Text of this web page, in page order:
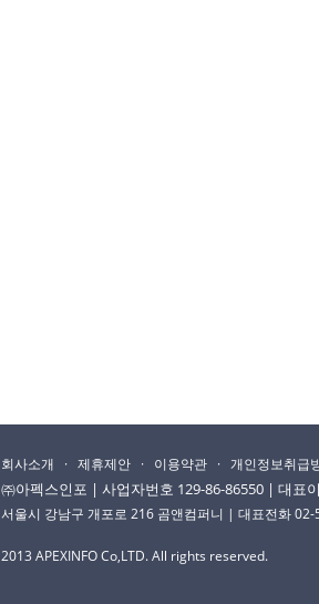
회사소개 · 제휴제안 · 이용약관 · 개인정보취급
㈜아펙스인포 | 사업자번호 129-86-86550 | 대표
서울시 강남구 개포로 216 곰앤컴퍼니 | 대표전화
2013 APEXINFO Co,LTD. All rights reserved.